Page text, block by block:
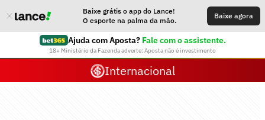
Baixe grátis o app do Lance!
O esporte na palma da mão.
Baixe agora
Ajuda com Aposta? Fale com o assistente.
18+ Ministério da Fazenda adverte: Aposta não é investimento
Internacional